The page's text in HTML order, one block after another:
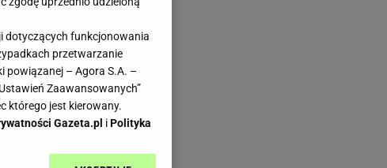
dotyczących funkcjonowania
przetwarzanie
powiązanej – Agora S.A. –
Zaawansowanych”
którego jest kierowany.
Gazeta.pl iPolityka